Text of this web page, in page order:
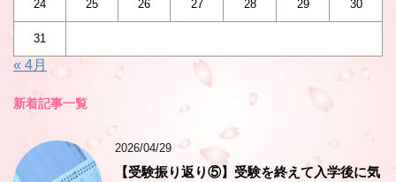
24 25 26 27 28 29 30
31
« 4月
新着記事一覧
2026/04/29
【受験振り返り⑤】受験を終えて入学後に気